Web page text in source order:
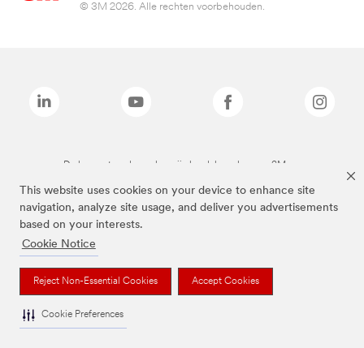
This website uses cookies on your device to enhance site
navigation, analyze site usage, and deliver you advertisements
based on your interests.
Cookie Notice
Reject Non-Essential Cookies Accept Cookies
Cookie Preferences
© 3M 2026. Alle rechten voorbehouden.
De bovenstaande merken zijn handelsmerken van 3M.we